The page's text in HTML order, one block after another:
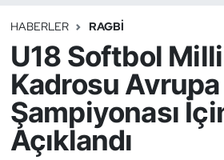
HABERLER RAGBI
U18 Softbol Milli
Kadrosu Avrupa
Şampiyonası
Açıklandı
Binicilik
Bisiklet
Bocce Bowling Dart